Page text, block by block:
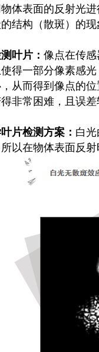
体表面的反射光
结构（散斑）的
叶片： 像点在传
得一部分像素感
从而得到像点的
非常困难，且误
片检测方案： 白
以在物体表面反